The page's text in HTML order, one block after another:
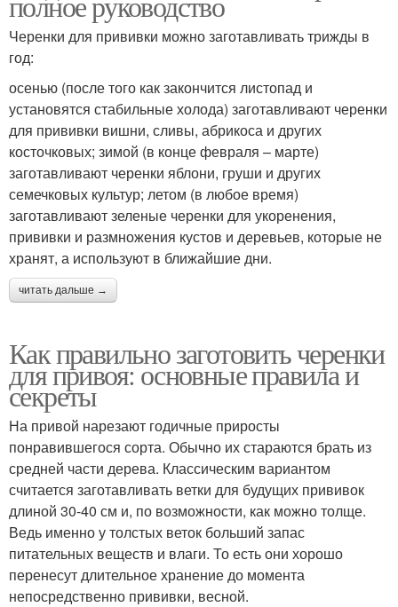
Черенки для прививки можно заготавливать трижды в
год:
осенью (после того как закончится листопад и
установятся стабильные холода) заготавливают черенки
для прививки вишни, сливы, абрикоса и других
косточковых; зимой (в конце февраля – марте)
заготавливают черенки яблони, груши и других
семечковых культур; летом (в любое время)
заготавливают зеленые черенки для укоренения,
прививки и размножения кустов и деревьев, которые не
хранят, а используют в ближайшие дни.
читать дальше →
Как правильно заготовить черенки
для привоя: основные правила и
секреты
На привой нарезают годичные приросты
понравившегося сорта. Обычно их стараются брать из
средней части дерева. Классическим вариантом
считается заготавливать ветки для будущих прививок
длиной 30-40 см и, по возможности, как можно толще.
Ведь именно у толстых веток больший запас
питательных веществ и влаги. То есть они хорошо
перенесут длительное хранение до момента
непосредственно прививки, весной.